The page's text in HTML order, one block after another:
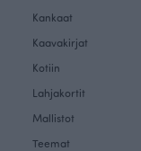
Kankaat
Kaavakirjat
Kotiin
Lahjakortit
Mallistot
Teemat